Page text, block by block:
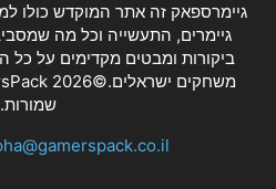
גיימרספאק זה אתר המוקדש כולו
גיימרים, התעשייה וכל מה
ביקורות ומבטים מקדימים על
שמורות.